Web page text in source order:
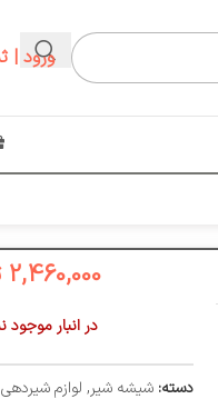
ورود |
2,460,000
در انبار موجود
دسته: شیشه شیر, لوازم